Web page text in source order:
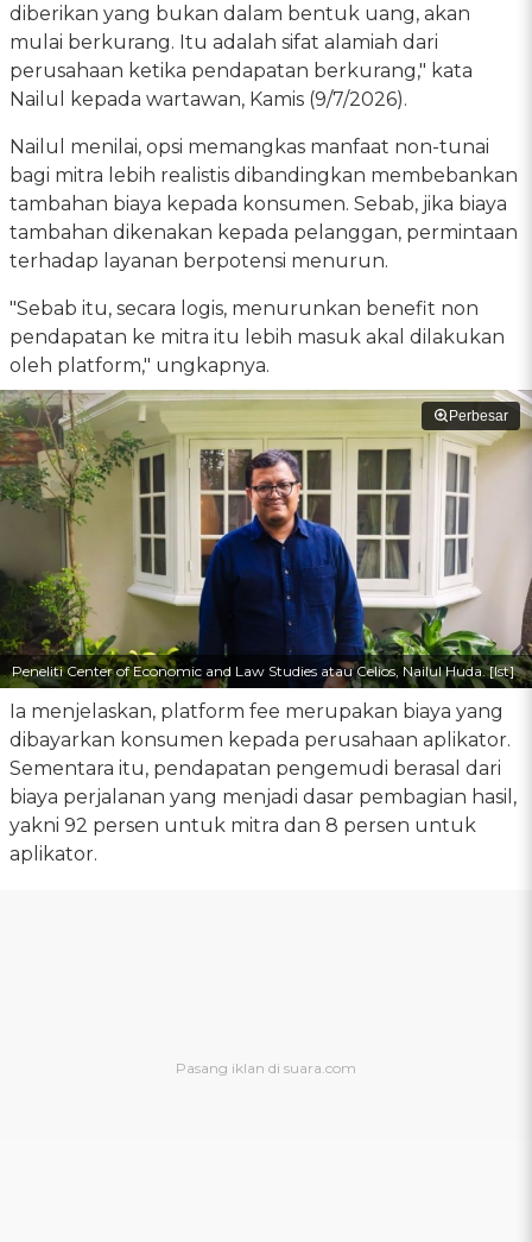
diberikan yang bukan dalam bentuk uang, akan
mulai berkurang. Itu adalah sifat alamiah dari
perusahaan ketika pendapatan berkurang," kata
Nailul kepada wartawan, Kamis (9/7/2026).
Nailul menilai, opsi memangkas manfaat non-tunai
bagi mitra lebih realistis dibandingkan membebankan
tambahan biaya kepada konsumen. Sebab, jika biaya
tambahan dikenakan kepada pelanggan, permintaan
terhadap layanan berpotensi menurun.
"Sebab itu, secara logis, menurunkan benefit non
pendapatan ke mitra itu lebih masuk akal dilakukan
oleh platform," ungkapnya.
Perbesar
Peneliti Center of Economic and Law Studies atau Celios, Nailul Huda. [Ist]
Ia menjelaskan, platform fee merupakan biaya yang
dibayarkan konsumen kepada perusahaan aplikator.
Sementara itu, pendapatan pengemudi berasal dari
biaya perjalanan yang menjadi dasar pembagian hasil,
yakni 92 persen untuk mitra dan 8 persen untuk
aplikator.